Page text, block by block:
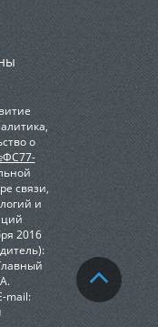
о
связи,
и
2016
mail: